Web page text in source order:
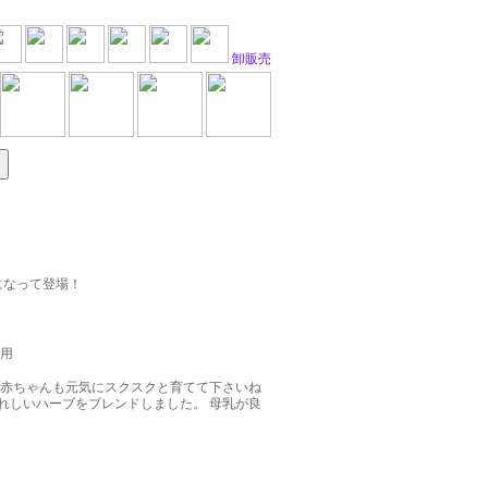
卸販売
って登場！
ちゃんも元気にスクスクと育てて下さいね
しいハーブをブレンドしました。 母乳が良